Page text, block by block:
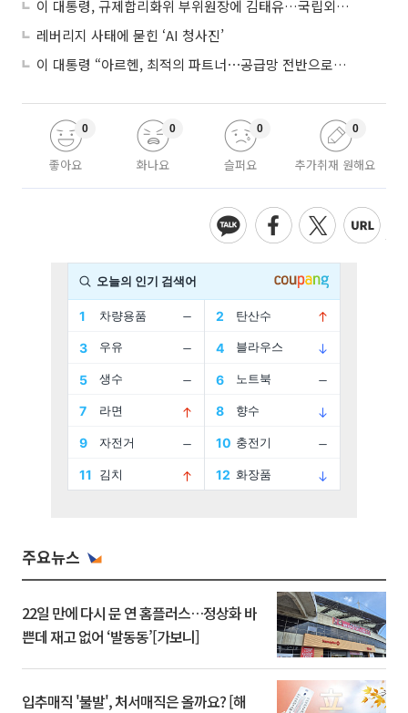
이 대통령, 규제합리화위 부위원장에 김태유…국립외교원장 김흥규
레버리지 사태에 묻힌 ‘AI 청사진’
이 대통령 “아르헨, 최적의 파트너⋯공급망 전반으로 확대”
좋아요
0
화나요
0
슬퍼요
0
추가취재 원해요
0
주요뉴스
22일 만에 다시 문 연 홈플러스…정상화 바
쁜데 재고 없어 ‘발동동’[가보니]
입추매직 '불발', 처서매직은 올까요? [해